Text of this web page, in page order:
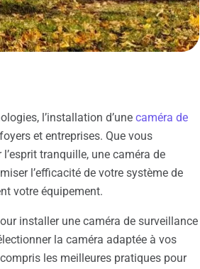
l’installation d’une caméra de
et entreprises. Que vous
tranquille, une caméra de
l’efficacité de votre système de
votre équipement.
installer une caméra de surveillance
la caméra adaptée à vos
les meilleures pratiques pour